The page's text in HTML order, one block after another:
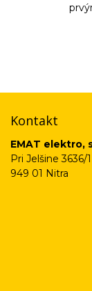
Kontakt
EMAT elektro,
Pri Jelšine 3636/1
949 01 Nitra